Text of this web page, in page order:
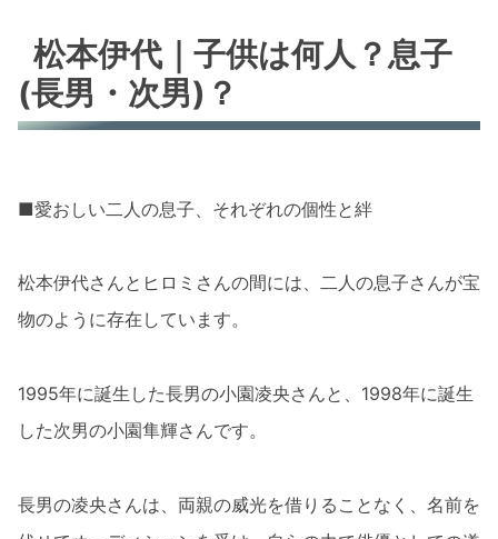
松本伊代｜子供は何人？息子
(長男・次男)？
■愛おしい二人の息子、それぞれの個性と絆
松本伊代さんとヒロミさんの間には、二人の息子さんが宝
物のように存在しています。
1995年に誕生した長男の小園凌央さんと、1998年に誕生
した次男の小園隼輝さんです。
長男の凌央さんは、両親の威光を借りることなく、名前を